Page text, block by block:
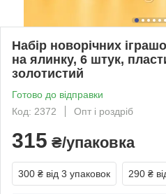
Набір новорічних
на ялинку, 6 штук,
золотистий
Готово до відправки
Код: 2372
Опт і роздріб
315 ₴/упаковка
300 ₴ від 3 упаковок 290 ₴